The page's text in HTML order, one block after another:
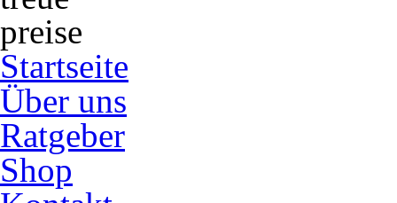
Startseite
Über uns
Ratgeber
Shop